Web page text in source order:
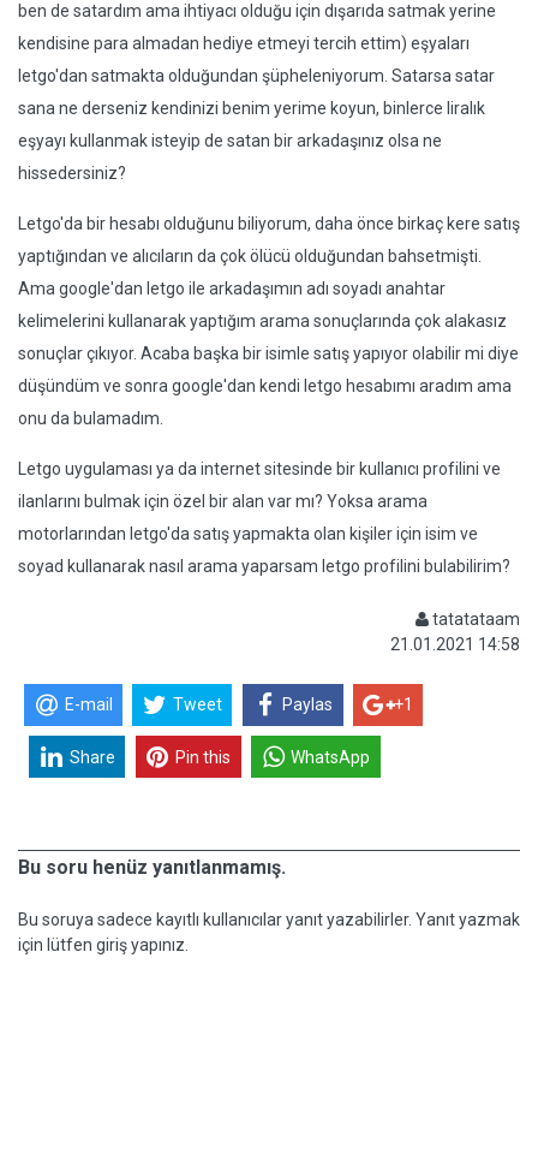
ben de satardım ama ihtiyacı olduğu için dışarıda satmak yerine
kendisine para almadan hediye etmeyi tercih ettim) eşyaları
letgo'dan satmakta olduğundan şüpheleniyorum. Satarsa satar
sana ne derseniz kendinizi benim yerime koyun, binlerce liralık
eşyayı kullanmak isteyip de satan bir arkadaşınız olsa ne
hissedersiniz?
Letgo'da bir hesabı olduğunu biliyorum, daha önce birkaç kere satış
yaptığından ve alıcıların da çok ölücü olduğundan bahsetmişti.
Ama google'dan letgo ile arkadaşımın adı soyadı anahtar
kelimelerini kullanarak yaptığım arama sonuçlarında çok alakasız
sonuçlar çıkıyor. Acaba başka bir isimle satış yapıyor olabilir mi diye
düşündüm ve sonra google'dan kendi letgo hesabımı aradım ama
onu da bulamadım.
Letgo uygulaması ya da internet sitesinde bir kullanıcı profilini ve
ilanlarını bulmak için özel bir alan var mı? Yoksa arama
motorlarından letgo'da satış yapmakta olan kişiler için isim ve
soyad kullanarak nasıl arama yaparsam letgo profilini bulabilirim?
tatatataam
21.01.2021 14:58
E-mail Tweet Paylas +1
Share Pin this WhatsApp
Bu soru henüz yanıtlanmamış.
Bu soruya sadece kayıtlı kullanıcılar yanıt yazabilirler. Yanıt yazmak
için lütfen giriş yapınız.